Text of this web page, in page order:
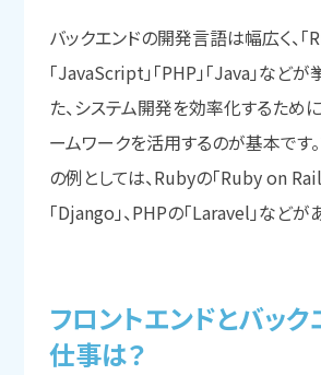
バックエンドの開発言語は幅広く、「
「JavaScript」「PHP」「Java」など
た、システム開発を効率化するため
ームワークを活用するのが基本です
の例としては、Rubyの「Ruby on
「Django」、PHPの「Laravel」などが
フロントエンドとバック
仕事は？